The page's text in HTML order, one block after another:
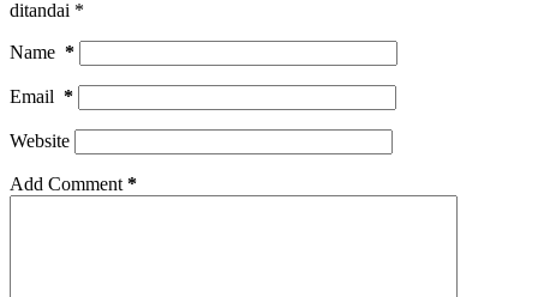
ditandai *
Name *
Email *
Website
Add Comment *